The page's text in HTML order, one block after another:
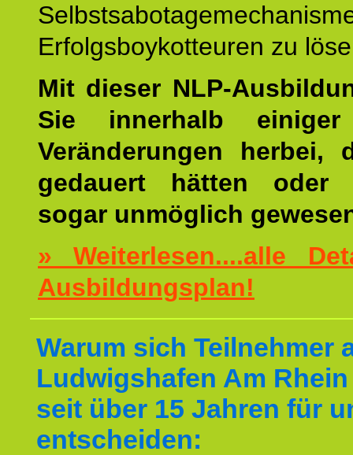
Erfolgsboykotteuren zu
Mit dieser NLP-
Sie innerhalb einiger
Veränderungen herbei,
gedauert hätten oder
sogar unmöglich
» Weiterlesen....alle
Ausbildungsplan!
Warum sich Teilnehmer
Ludwigshafen Am
seit über 15 Jahren für
entscheiden: